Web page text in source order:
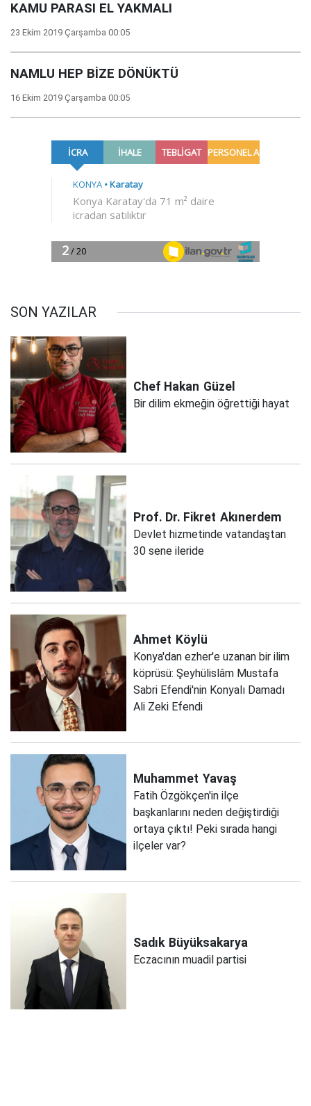
KAMU PARASI EL YAKMALI
23 Ekim 2019 Çarşamba 00:05
NAMLU HEP BİZE DÖNÜKTÜ
16 Ekim 2019 Çarşamba 00:05
SON YAZILAR
Chef Hakan Güzel
Bir dilim ekmeğin öğrettiği hayat
Prof. Dr. Fikret Akınerdem
Devlet hizmetinde vatandaştan
30 sene ileride
Ahmet Köylü
Konya'dan ezher'e uzanan bir ilim
köprüsü: Şeyhülislâm Mustafa
Sabri Efendi'nin Konyalı Damadı
Ali Zeki Efendi
Muhammet Yavaş
Fatih Özgökçen'in ilçe
başkanlarını neden değiştirdiği
ortaya çıktı! Peki sırada hangi
ilçeler var?
Sadık Büyüksakarya
Eczacının muadil partisi